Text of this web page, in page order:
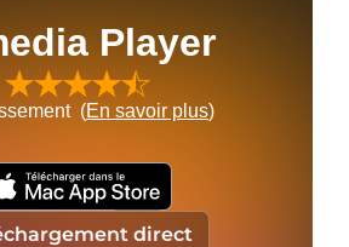
Player
(En savoir plus)
direct